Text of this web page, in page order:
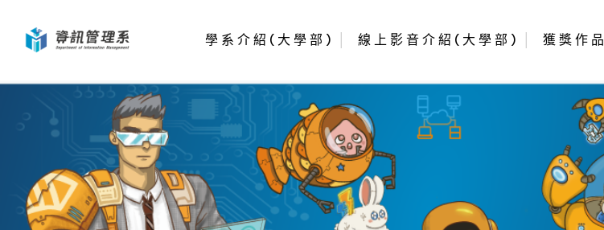
學系介紹(大學部) 線上影音介紹(大學部) 獲獎作品